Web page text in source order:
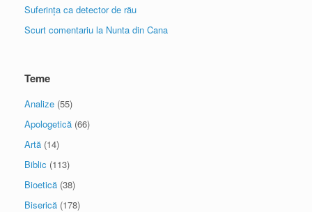
Suferința ca detector de rău
Scurt comentariu la Nunta din Cana
Teme
Analize (55)
Apologetică (66)
Artă (14)
Biblic (113)
Bioetică (38)
Biserică (178)